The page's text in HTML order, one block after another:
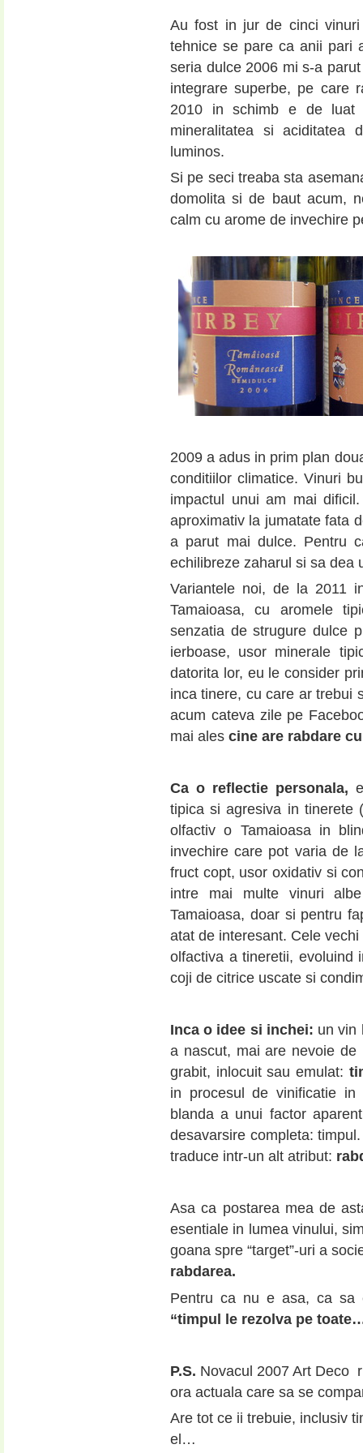
Au fost in jur de cinci
tehnice se pare ca anii pari
seria dulce 2006 mi s-a
integrare superbe, pe care
2010 in schimb e de luat
mineralitatea si
luminos.
Si pe seci treaba sta
domolita si de baut acum,
calm cu arome de invechire
2009 a adus in prim plan
conditiilor climatice. Vinuri
impactul unui am mai
aproximativ la jumatate fata
a parut mai dulce. Pentru
echilibreze zaharul si sa dea
Variantele noi, de la 2011
Tamaioasa, cu aromele
senzatia de strugure dulce
ierboase, usor minerale
datorita lor, eu le consider
inca tinere, cu care ar trebui
acum cateva zile pe
mai ales cine are rabdare
Ca o reflectie personala,
tipica si agresiva in tinerete
olfactiv o Tamaioasa in
invechire care pot varia de
fruct copt, usor oxidativ si
intre mai multe vinuri
Tamaioasa, doar si pentru
atat de interesant. Cele
olfactiva a tineretii, evoluind
coji de citrice uscate si
Inca o idee si inchei: un vin
a nascut, mai are nevoie
grabit, inlocuit sau emulat:
in procesul de vinificatie
blanda a unui factor
desavarsire completa:
traduce intr-un alt atribut:
Asa ca postarea mea de
esentiale in lumea vinului,
goana spre “target”-uri a
rabdarea.
Pentru ca nu e asa, ca sa
“timpul le rezolva pe
P.S. Novacul 2007 Art Deco
ora actuala care sa se
Are tot ce ii trebuie, inclusiv
el…